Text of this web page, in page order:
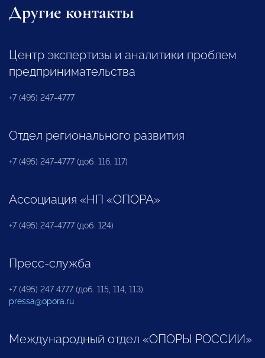
Другие контакты
Центр экспертизы и аналитики проблем
предпринимательства
+7 (495) 247-4777
Отдел регионального развития
+7 (495) 247-4777 (доб. 116, 117)
Ассоциация «НП «ОПОРА»
+7 (495) 247-4777 (доб. 124)
Пресс-служба
+7 (495) 247 4777 (доб. 115, 114, 113)
pressa@opora.ru
Международный отдел «ОПОРЫ РОССИИ»